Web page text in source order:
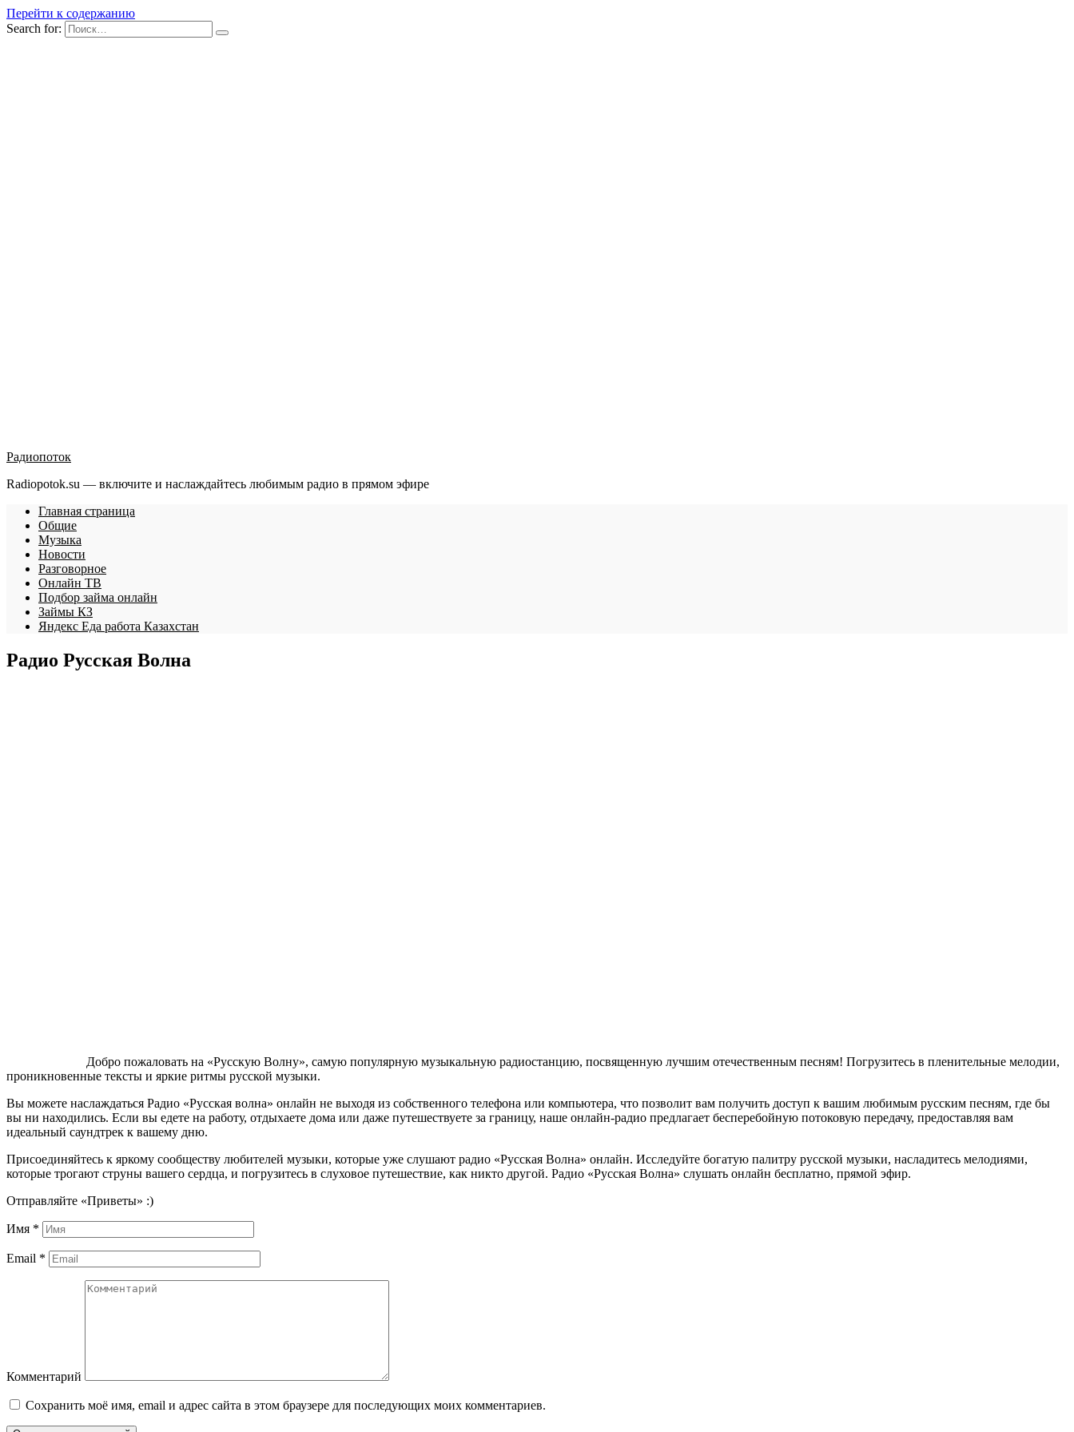
Перейти к содержанию
Search for:
Радиопоток
Radiopotok.su — включите и наслаждайтесь любимым радио в прямом эфире
Главная страница
Общие
Музыка
Новости
Разговорное
Онлайн ТВ
Подбор займа онлайн
Займы КЗ
Яндекс Еда работа Казахстан
Радио Русская Волна
Добро пожаловать на «Русскую Волну», самую популярную музыкальную радиостанцию, посвященную лучшим отечественным песням! Погрузитесь в пленительные мелодии,
проникновенные тексты и яркие ритмы русской музыки.
Вы можете наслаждаться Радио «Русская волна» онлайн не выходя из собственного телефона или компьютера, что позволит вам получить доступ к вашим любимым русским песням, где бы
вы ни находились. Если вы едете на работу, отдыхаете дома или даже путешествуете за границу, наше онлайн-радио предлагает бесперебойную потоковую передачу, предоставляя вам
идеальный саундтрек к вашему дню.
Присоединяйтесь к яркому сообществу любителей музыки, которые уже слушают радио «Русская Волна» онлайн. Исследуйте богатую палитру русской музыки, насладитесь мелодиями,
которые трогают струны вашего сердца, и погрузитесь в слуховое путешествие, как никто другой. Радио «Русская Волна» слушать онлайн бесплатно, прямой эфир.
Отправляйте «Приветы» :)
Имя *
Email *
Комментарий
Сохранить моё имя, email и адрес сайта в этом браузере для последующих моих комментариев.